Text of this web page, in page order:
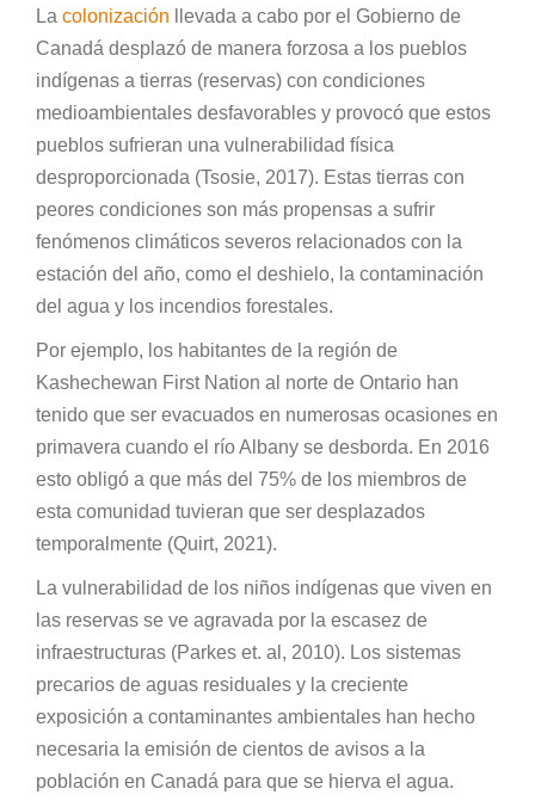
La colonización llevada a cabo por el Gobierno de
Canadá desplazó de manera forzosa a los pueblos
indígenas a tierras (reservas) con condiciones
medioambientales desfavorables y provocó que estos
pueblos sufrieran una vulnerabilidad física
desproporcionada (Tsosie, 2017). Estas tierras con
peores condiciones son más propensas a sufrir
fenómenos climáticos severos relacionados con la
estación del año, como el deshielo, la contaminación
del agua y los incendios forestales.
Por ejemplo, los habitantes de la región de
Kashechewan First Nation al norte de Ontario han
tenido que ser evacuados en numerosas ocasiones en
primavera cuando el río Albany se desborda. En 2016
esto obligó a que más del 75% de los miembros de
esta comunidad tuvieran que ser desplazados
temporalmente (Quirt, 2021).
La vulnerabilidad de los niños indígenas que viven en
las reservas se ve agravada por la escasez de
infraestructuras (Parkes et. al, 2010). Los sistemas
precarios de aguas residuales y la creciente
exposición a contaminantes ambientales han hecho
necesaria la emisión de cientos de avisos a la
población en Canadá para que se hierva el agua.